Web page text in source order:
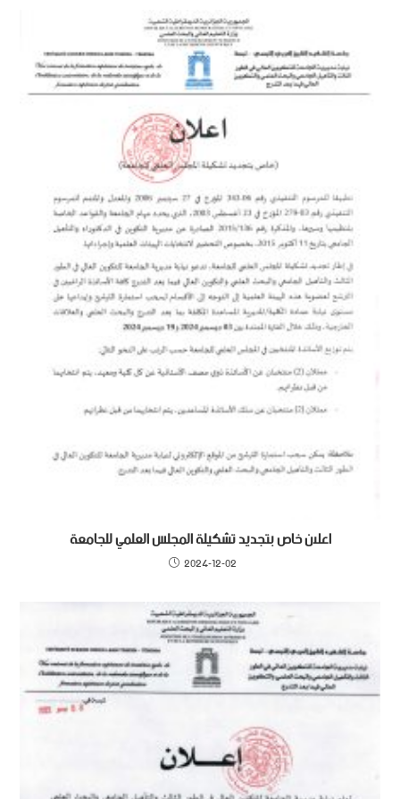
اعلان خاص بتجديد تشكيلة المجلس العلمي للجامعة
2024-12-02